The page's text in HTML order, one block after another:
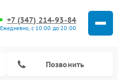
+7 (347) 214-93-84
Ежедневно, с 10:00 до 20:00
Позвонить